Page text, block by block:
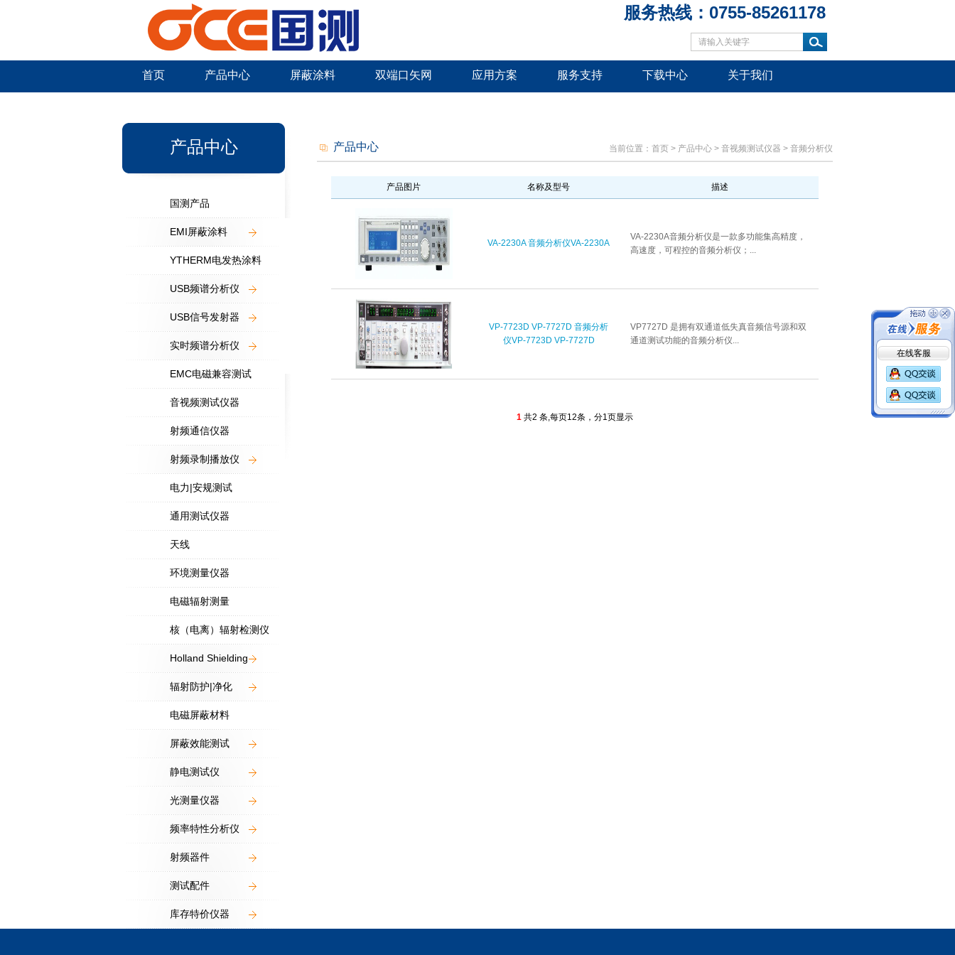
服务热线：0755-85261178
首页 产品中心 屏蔽涂料 双端口矢网 应用方案 服务支持 下载中心 关于我们
产品中心
国测产品
EMI屏蔽涂料
YTHERM电发热涂料
USB频谱分析仪
USB信号发射器
实时频谱分析仪
EMC电磁兼容测试
音视频测试仪器
射频通信仪器
射频录制播放仪
电力|安规测试
通用测试仪器
天线
环境测量仪器
电磁辐射测量
核（电离）辐射检测仪
Holland Shielding
辐射防护|净化
电磁屏蔽材料
屏蔽效能测试
静电测试仪
光测量仪器
频率特性分析仪
射频器件
测试配件
库存特价仪器
当前位置： 首页 > 产品中心 > 音视频测试仪器 > 音频分析仪
产品中心
产品图片 名称及型号 描述
VA-2230A 音频分析仪VA-2230A
VA-2230A音频分析仪是一款多功能集高精度，
高速度，可程控的音频分析仪；...
VP-7723D VP-7727D 音频分析
仪VP-7723D VP-7727D
VP7727D 是拥有双通道低失真音频信号源和双
通道测试功能的音频分析仪...
1 共2 条,每页12条，分1页显示
在线客服